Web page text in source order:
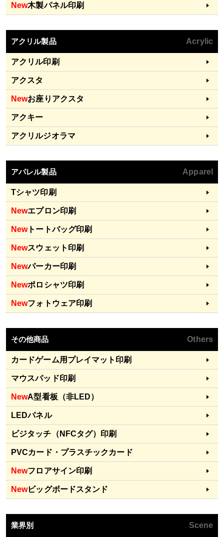
New木製パネル印刷
アクリル製品 Acrylic
アクリル印刷
アクスタ
Newお座りアクスタ
アクキー
アクリルジオラマ
アパレル製品 Apparel
Tシャツ印刷
Newエプロン印刷
Newトートバッグ印刷
Newスウェット印刷
Newパーカー印刷
Newポロシャツ印刷
Newフォトウェア印刷
その他商品 Others
カードゲーム用プレイマット印刷
マウスパッド印刷
NewA型看板（非LED）
LEDパネル
ビジタッチ（NFCタグ）印刷
PVCカード・プラスチックカード
Newフロアサイン印刷
Newビッグボードスタンド
業界別 Scene